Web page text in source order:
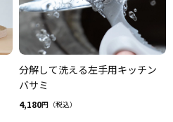
分解して洗える左手用キッチン
バサミ
4,180円（税込）